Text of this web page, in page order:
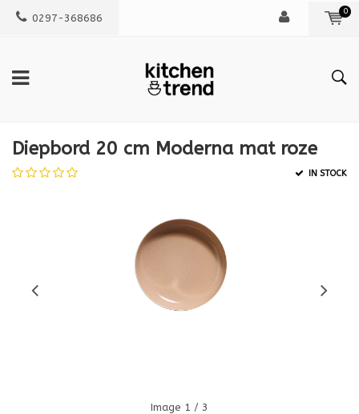
0297-368686
0
Diepbord 20 cm Moderna mat roze
IN STOCK
Image 1 / 3